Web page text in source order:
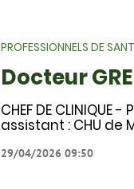
PROFESSIONNELS DE
Docteur
CHEF DE
assistant : CHU de
29/04/2026 09:50